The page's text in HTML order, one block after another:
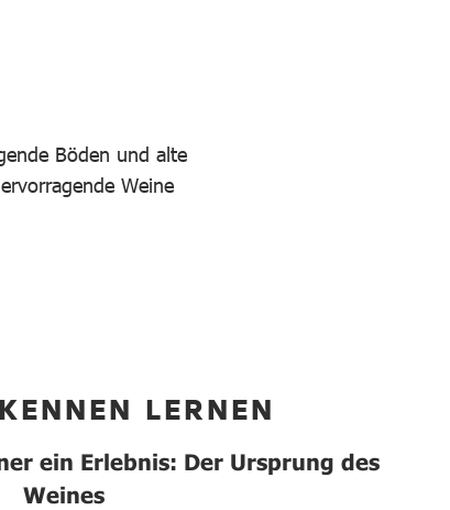
Böden und alte
Weine
LERNEN
ein Erlebnis: Der Ursprung des
Weines